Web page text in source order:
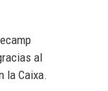
al
la Caixa.